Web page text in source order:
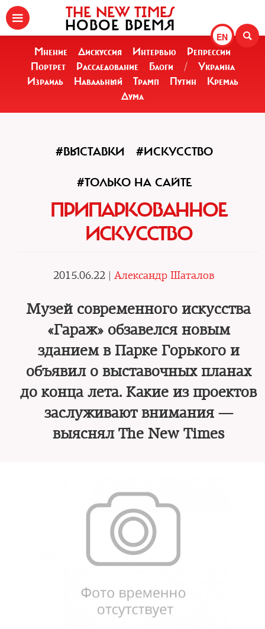
EN
THE NEW TIMES
НОВОЕ ВРЕМЯ
Мнение Дискуссия Интервью
Репрессии
Портрет
Расследование Блоги /
Украина
Израиль
Навальный Трамп Путин
Кремль
Дума
#ВЫСТАВКИ #ИСКУССТВО
#ТОЛЬКО НА САЙТЕ
ПРИПАРКОВАННОЕ
ИСКУССТВО
2015.06.22 | Александр Шаталов
Музей современного искусства
«Гараж» обзавелся новым
зданием в Парке Горького и
объявил о выставочных планах
до конца лета. Какие из проектов
заслуживают внимания —
выяснял The New Times